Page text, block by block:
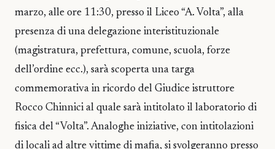
marzo, alle ore 11:30, presso il Liceo “A. Volta”, alla
presenza di una delegazione interistituzionale
(magistratura, prefettura, comune, scuola, forze
dell’ordine ecc.), sarà scoperta una targa
commemorativa in ricordo del Giudice istruttore
Rocco Chinnici al quale sarà intitolato il laboratorio di
fisica del “Volta”. Analoghe iniziative, con intitolazioni
di locali ad altre vittime di mafia, si svolgeranno presso